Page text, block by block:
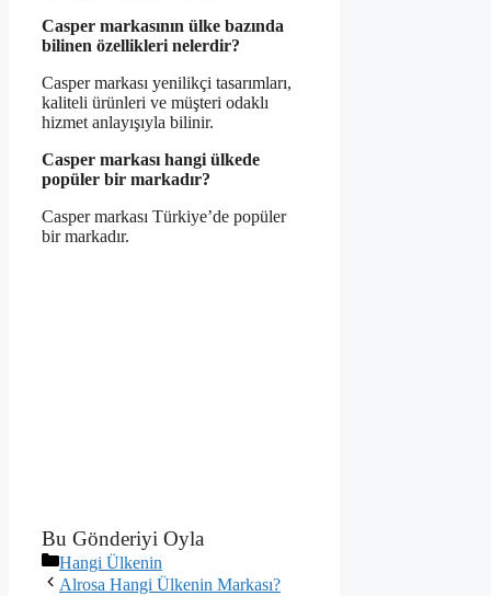
Casper markasının ülke bazında
bilinen özellikleri nelerdir?
Casper markası yenilikçi tasarımları,
kaliteli ürünleri ve müşteri odaklı
hizmet anlayışıyla bilinir.
Casper markası hangi ülkede
popüler bir markadır?
Casper markası Türkiye’de popüler
bir markadır.
Bu Gönderiyi Oyla
Kategoriler
Hangi Ülkenin
Alrosa Hangi Ülkenin Markası?